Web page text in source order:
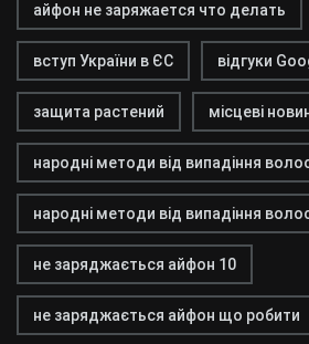
айфон не заряжается что делать
вступ України в ЄС відгуки
защита растений місцеві
народні методи від випадіння
народні методи від випадіння
не заряджається айфон 10
не заряджається айфон що робити